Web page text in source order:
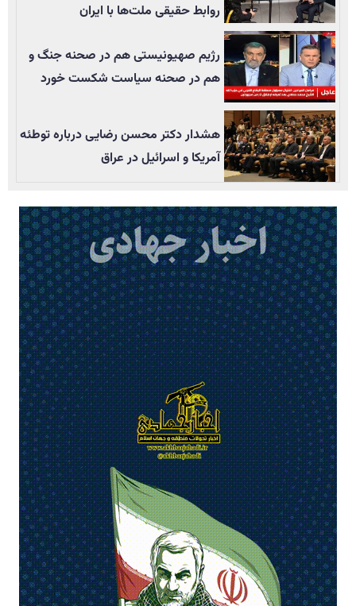
روابط حقیقی ملت‌ها با ایران
رژیم صهیونیستی هم در صحنه جنگ و
هم در صحنه سیاست شکست خورد
هشدار دکتر محسن رضایی درباره توطئه
آمریکا و اسرائیل در عراق